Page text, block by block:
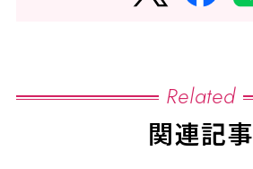
Related
関連記事